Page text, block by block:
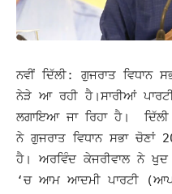
ਨਵੀਂ ਦਿੱਲੀ: ਗੁਜਰਾਤ ਵਿਧਾਨ
ਨੇੜੇ ਆ ਰਹੀ ਹੈ।ਸਾਰੀਆਂ
ਲਗਾਇਆ ਜਾ ਰਿਹਾ ਹੈ।
ਨੇ ਗੁਜਰਾਤ ਵਿਧਾਨ ਸਭਾ ਚੋਣਾਂ
ਹੈ। ਅਰਵਿੰਦ ਕੇਜਰੀਵਾਲ ਨੇ
‘ਚ ਆਮ ਆਦਮੀ ਪਾਰਟੀ